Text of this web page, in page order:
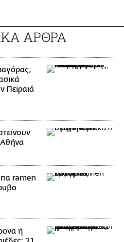
ΑΡΘΡΑ
Πειραιά
Αθήνα
ramen
ή